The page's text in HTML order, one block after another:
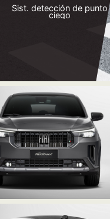
Sist. detección de punto
ciego